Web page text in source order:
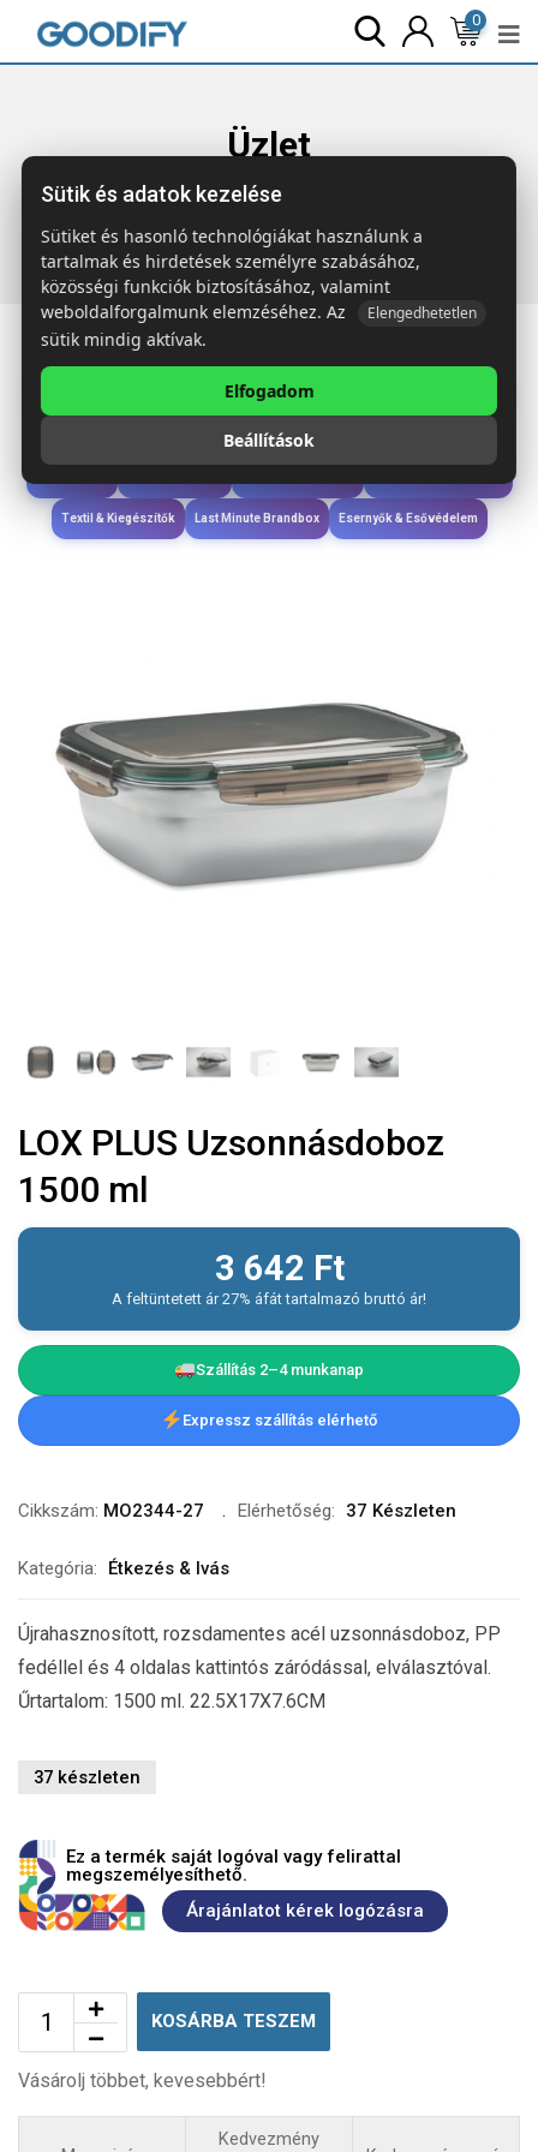
0
Üzlet
Főoldal Termékek Étkezés & Ivás
Uzsonnásdoboz 1500 ml
Étkezés & Ivás
Wellness & Ápolás
Textil & Kiegészítők Last Minute Brandbox Esernyők & Esővédelem
LOX PLUS Uzsonnásdoboz
1500 ml
3 642 Ft
A feltüntetett ár 27% áfát tartalmazó bruttó ár!
Szállítás 2–4 munkanap
Expressz szállítás elérhető
Cikkszám: MO2344-27 Elérhetőség: 37 Készleten
Kategória: Étkezés & Ivás
Újrahasznosított, rozsdamentes acél uzsonnásdoboz, PP
fedéllel és 4 oldalas kattintós záródással, elválasztóval.
Űrtartalom: 1500 ml. 22.5X17X7.6CM
37 készleten
Ez a termék saját logóval vagy felirattal
megszemélyesíthető.
Árajánlatot kérek logózásra
KOSÁRBA TESZEM
Vásárolj többet, kevesebbért!
Kedvezmény
Sütik és adatok kezelése
Sütiket és hasonló technológiákat használunk a
tartalmak és hirdetések személyre szabásához,
közösségi funkciók biztosításához, valamint
weboldalforgalmunk elemzéséhez. Az
Elengedhetetlen
sütik mindig aktívak.
Elfogadom
Beállítások